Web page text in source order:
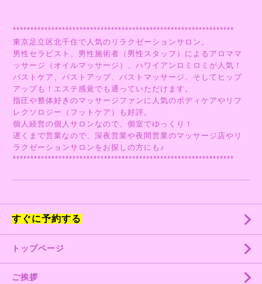
***************************************************************
東京足立区北千住で人気のリラクゼーションサロン。
男性セラピスト、男性施術者（男性スタッフ）によるアロママ
ッサージ（オイルマッサージ）、ハワイアンロミロミが人気！
バストケア、バストアップ、バストマッサージ、そしてヒップ
アップも！エステ感覚でも通っていただけます。
指圧や整体好きのマッサージファンに人気のボディケアやリフ
レクソロジー（フットケア）も好評。
個人経営の個人サロンなので、個室でゆっくり！
遅くまで営業なので、深夜営業や夜間営業のマッサージ店やリ
ラクゼーションサロンをお探しの方にも♪
***************************************************************
すぐに予約する
トップページ
ご挨拶